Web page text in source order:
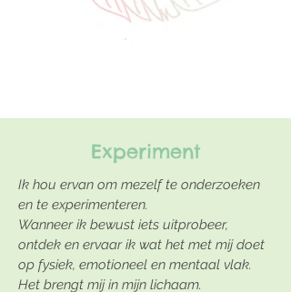
Experiment
Ik hou ervan om mezelf te onderzoeken
en te experimenteren.
Wanneer ik bewust iets uitprobeer,
ontdek en ervaar ik wat het met mij doet
op fysiek, emotioneel en mentaal vlak.
Het brengt mij in mijn lichaam.